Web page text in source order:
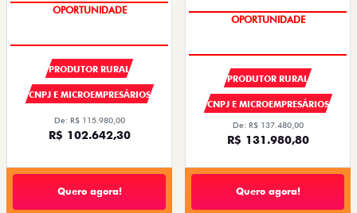
SUPER DESCONTO
PRODUTOR RURAL
CNPJ E MICROEMPRESÁRIOS
De: R$ 115.980,00
R$ 102.642,30
Quero agora!
SUPER DESCONTO
PRODUTOR RURAL
CNPJ E MICROEMPRESÁRIOS
De: R$ 137.480,00
R$ 131.980,80
Quero agora!